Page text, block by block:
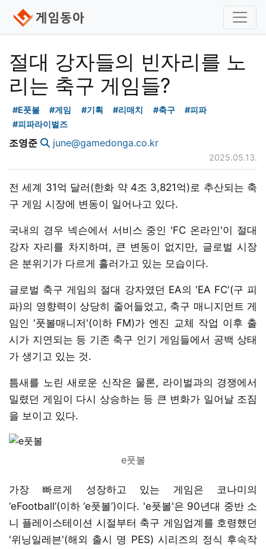
절대 강자들의 빈자리를 노
리는 축구 게임들?
#E풋볼 #게임 #기획 #리매치 #축구
#피파
#피파라이벌즈
조영준 june@gamedonga.co.kr
2025.05.13.
전 세계 31억 달러(한화 약 4조 3,821억)로 추산되는 축
구 게임 시장에 변동이 일어나고 있다.
국내의 경우 넥슨에서 서비스 중인 'FC 온라인'이 절대
강자 자리를 차지하며, 큰 변동이 없지만, 글로벌 시장
은 분위기가 다르게 흘러가고 있는 모습이다.
글로벌 축구 게임의 절대 강자였던 EA의 'EA FC'(구 피
파)의 영향력이 상당히 줄어들었고, 축구 매니지먼트 게
임인 '풋볼매니저'(이하 FM)가 엔진 교체 작업 이후 출
시가 지연되는 등 기존 축구 인기 게임들에서 공백 상태
가 생기고 있는 것.
틈새를 노린 새로운 신작은 물론, 라이벌과의 경쟁에서
밀렸던 게임이 다시 상승하는 등 큰 변화가 일어날 조짐
을 보이고 있다.
e풋볼
가장 빠르게 성장하고 있는 게임은 코나미의
‘eFootball’(이하 ‘e풋볼’)이다. 'e풋볼'은 90년대 중반 소
니 플레이스테이션 시절부터 축구 게임업계를 호령했던
'위닝일레븐'(해외 출시 명 PES) 시리즈의 정식 후속작